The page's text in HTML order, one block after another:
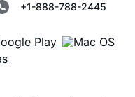
+1-888-788-2445